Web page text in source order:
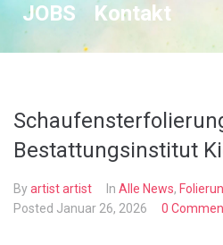
JOBS
Kontakt
Bestattungsinstitut
Byartist artist In Alle News,
Posted Januar 26, 2026 0